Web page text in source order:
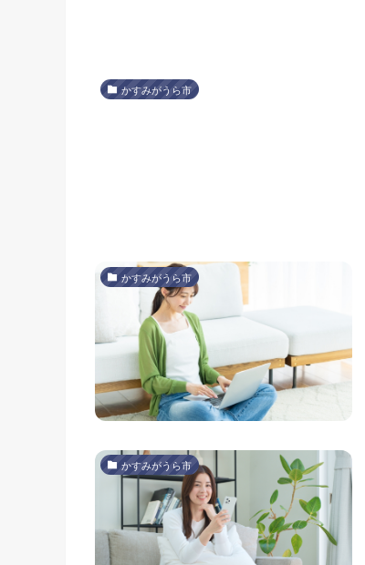
かすみがうら市
かすみがうら市
かすみがうら市